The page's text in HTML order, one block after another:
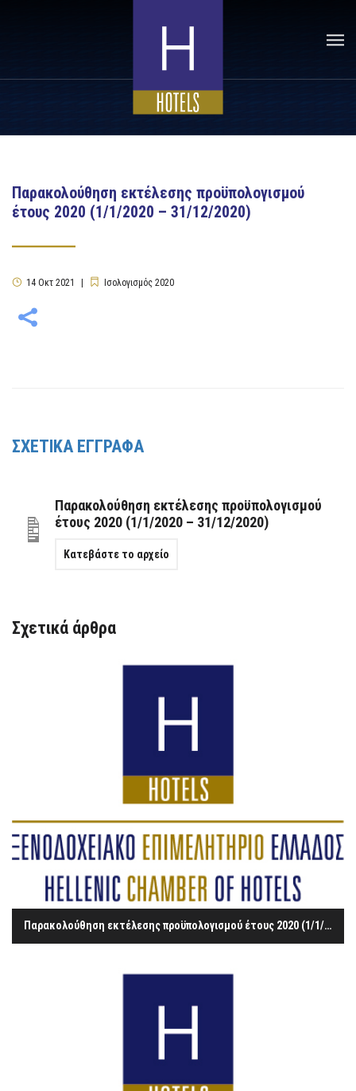
Παρακολούθηση εκτέλεσης προϋπολογισμού
έτους 2020 (1/1/2020 – 31/12/2020)
14 Οκτ 2021 Ισολογισμός 2020
ΣΧΕΤΙΚΑ ΕΓΓΡΑΦΑ
Παρακολούθηση εκτέλεσης προϋπολογισμού
έτους 2020 (1/1/2020 – 31/12/2020)
Κατεβάστε το αρχείο
Σχετικά άρθρα
Παρακολούθηση εκτέλεσης προϋπολογισμού έτους 2020 (1/1/2020 – 31/1/2020)